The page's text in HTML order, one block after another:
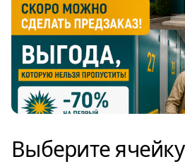
Выберите ячейку